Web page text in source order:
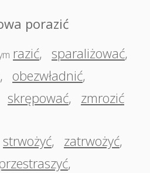
porazić
razić, sparaliżować,
, obezwładnić,
skrępować, zmrozić
strwożyć, zatrwożyć,
,